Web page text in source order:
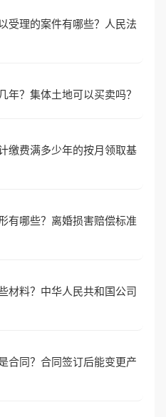
受理的案件有哪些？人民法
年？集体土地可以买卖吗？
缴费满多少年的按月领取基
有哪些？离婚损害赔偿标准
材料？中华人民共和国公司
合同？合同签订后能变更产